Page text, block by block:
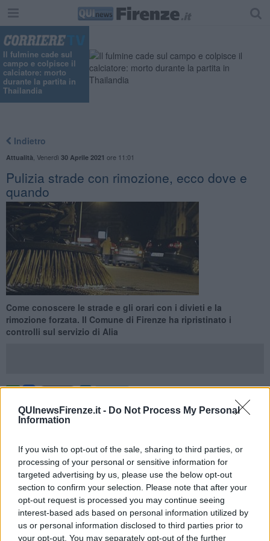
QUInewsFirenze.it - Do Not Process My Personal
Information
If you wish to opt-out of the sale, sharing to third parties, or
processing of your personal or sensitive information for
targeted advertising by us, please use the below opt-out
section to confirm your selection. Please note that after your
opt-out request is processed you may continue seeing
interest-based ads based on personal information utilized by
us or personal information disclosed to third parties prior to
your opt-out. You may separately opt-out of the further
Il fulmine cade sul
campo e colpisce il
calciatore: morto
durante la partita in
Thailandia
Indietro
Attualità Venerdì 30 Aprile 2021 ore 11:01
Pulizia strade con rimozione, ecco dove e
quando
Come conoscere le strade e gli orari con i divieti e la
rimozione forzata. Il Comune di Firenze ha ripristinato i
controlli sul servizio di Alia
FIRENZE —Il Comune di Firenze ha deciso di riprendere il
controllo con sanzioni e rimozioni forzate durante i turni di pulizia
le strade interessate e gli orari in cui sono in vigore i divieti.
Lunedì prossimo,3 Maggio 2021 , tornano attivi i divieti di sosta
per lavaggio e pulizia strade, servizio che non si è mai interrotto ma
che è stato effettuato in presenza di veicoli.